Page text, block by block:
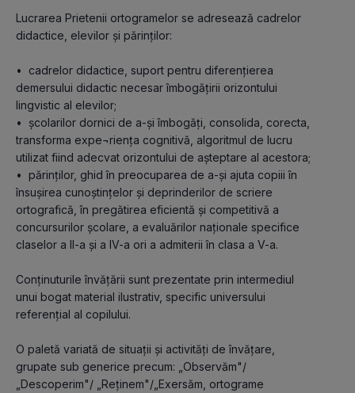
Lucrarea Prietenii ortogramelor se adresează cadrelor
didactice, elevilor şi părinţilor:
•	cadrelor didactice, suport pentru diferenţierea
demersului didactic necesar îmbogăţirii orizontului
lingvistic al elevilor;
•	şcolarilor dornici de a-şi îmbogăţi, consolida, corecta,
transforma expe¬rienţa cognitivă, algoritmul de lucru
utilizat fiind adecvat orizontului de aşteptare al acestora;
•	părinţilor, ghid în preocuparea de a-şi ajuta copiii în
însuşirea cunoştinţelor şi deprinderilor de scriere
ortografică, în pregătirea eficientă şi competitivă a
concursurilor şcolare, a evaluărilor naţionale specifice
claselor a ll-a şi a IV-a ori a admiterii în clasa a V-a.
Conţinuturile învăţării sunt prezentate prin intermediul
unui bogat material ilustrativ, specific universului
referenţial al copilului.
O paletă variată de situaţii şi activităţi de învăţare,
grupate sub generice precum: „Observăm"/
„Descoperim"/ „Reţinem"/„Exersăm, ortograme